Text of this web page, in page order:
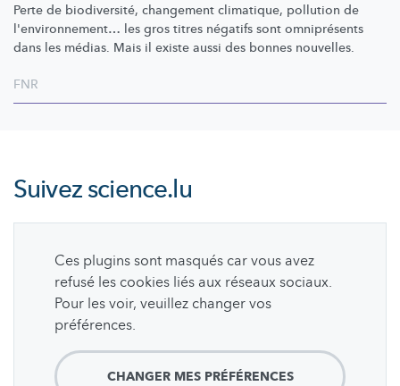
Perte de biodiversité, changement climatique, pollution de
l'environnement… les gros titres négatifs sont omniprésents
dans les médias. Mais il existe aussi des bonnes nouvelles.
FNR
Suivezscience.lu
Ces plugins sont masqués car vous avez
refusé les cookies liés aux réseaux sociaux.
Pour les voir, veuillez changer vos
préférences.
CHANGER MES PRÉFÉRENCES